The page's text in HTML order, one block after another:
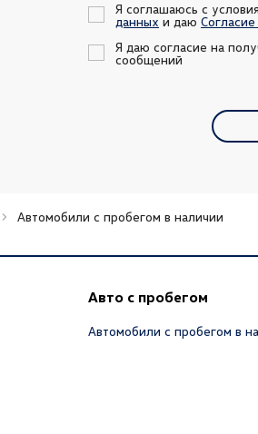
Я соглашаюсь с
данных и даю
Я даю согласие на
сообщений
Автомобили с пробегом в наличии
Авто с пробегом
Автомобили с пробегом в